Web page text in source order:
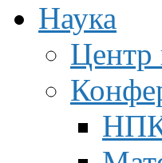
Наука
Центр